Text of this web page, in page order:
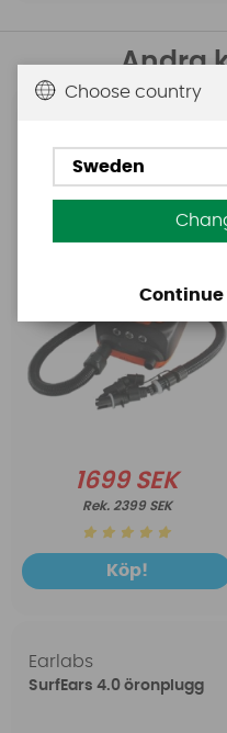
Andra
Base Rechargeable
SUP Pump
1699 SEK
2399 SEK
Köp!
Earlabs
SurfEars 4.0 öronplugg
Choose country
Sweden
Continue